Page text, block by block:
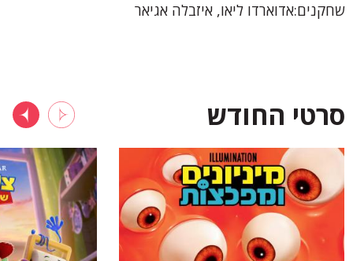
שחקנים אדוארדו ליאו, איזבלה אגיאר
סרטי החודש